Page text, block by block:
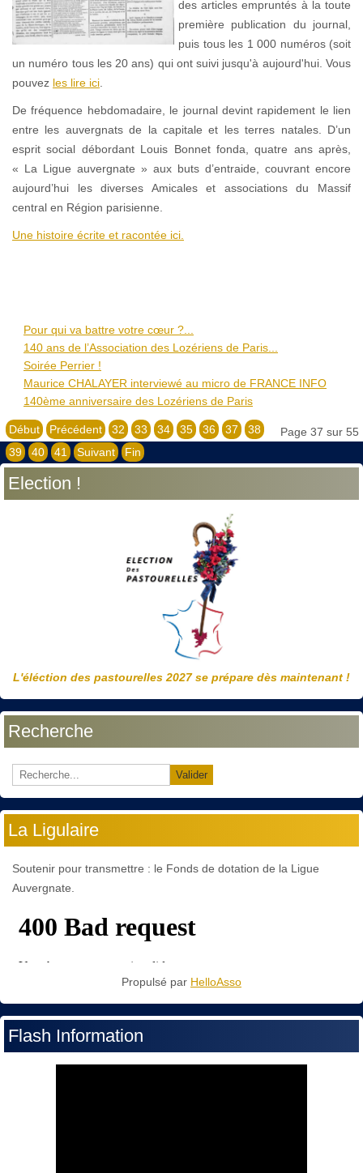
des articles empruntés à la toute
première publication du journal,
puis tous les 1 000 numéros (soit
un numéro tous les 20 ans) qui ont suivi jusqu'à aujourd'hui. Vous
pouvez les lire ici
De fréquence hebdomadaire, le journal devint rapidement le lien
entre les auvergnats de la capitale et les terres natales. D’un
esprit social débordant Louis Bonnet fonda, quatre ans après,
« La Ligue auvergnate » aux buts d’entraide, couvrant encore
aujourd’hui les diverses Amicales et associations du Massif
central en Région parisienne.
Une histoire écrite et racontée ici.
Pour qui va battre votre cœur ?...
140 ans de l’Association des Lozériens de Paris...
Soirée Perrier !
Maurice CHALAYER interviewé au micro de FRANCE ​INFO
140ème anniversaire des Lozériens de Paris
Page 37 sur 55
Début Précédent 32 33 34 35 36 37
38
39
40 41 Suivant Fin
Election !
L'éléction des pastourelles 2027 se prépare dès maintenant !
Recherche
Valider
La Ligulaire
Soutenir pour transmettre : le Fonds de dotation de la Ligue
Auvergnate.
Propulsé par HelloAsso
Flash Information